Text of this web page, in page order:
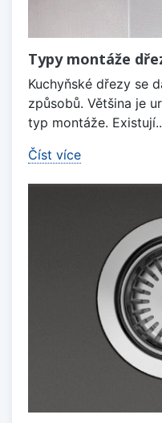
Typy montáže
Kuchyňské dřezy se
způsobů. Většina je
typ montáže.
Číst více